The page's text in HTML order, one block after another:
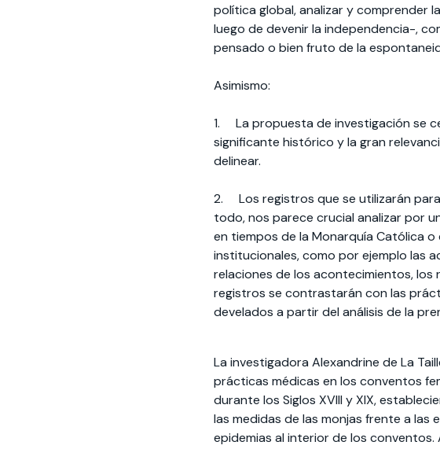
política global, analizar y comprender
luego de devenir la independencia-,
pensado o bien fruto de la
Asimismo:
1. La propuesta de investigación se
significante histórico y la gran
delinear.
2. Los registros que se utilizarán
todo, nos parece crucial analizar por
en tiempos de la Monarquía Católica
institucionales, como por ejemplo las
relaciones de los acontecimientos, los
registros se contrastarán con las
develados a partir del análisis de la
La investigadora Alexandrine de La
prácticas médicas en los conventos
durante los Siglos XVIII y XIX,
las medidas de las monjas frente a las
epidemias al interior de los conventos.